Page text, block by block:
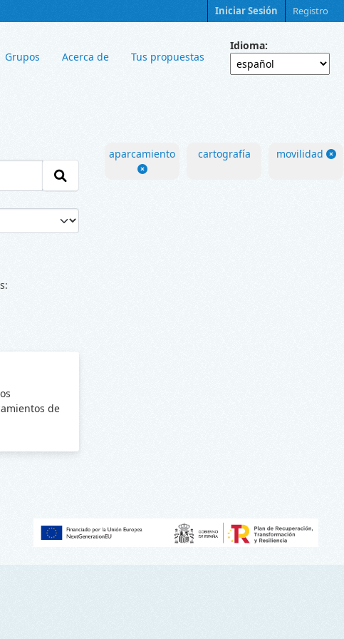
Iniciar Sesión Registro
Grupos Acerca de Tus propuestas
Idioma
de
aparcamiento cartografía movilidad